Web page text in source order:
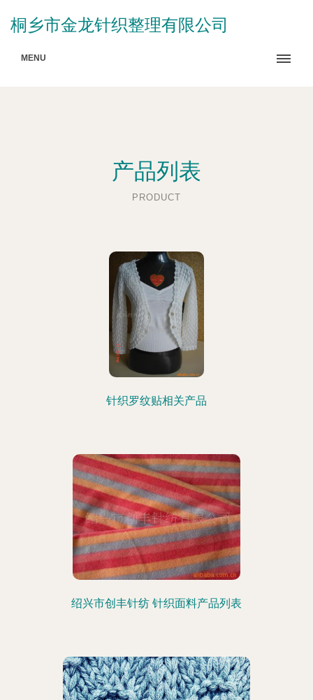
桐乡市金龙针织整理有限公司
MENU
产品列表
PRODUCT
针织罗纹贴相关产品
绍兴市创丰针纺 针织面料产品列表